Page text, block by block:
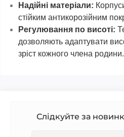
Надійні матеріали:
стійким антикорозійним
Регулювання по висоті:
дозволяють адаптувати
зріст кожного члена родини.
Слідкуйте за